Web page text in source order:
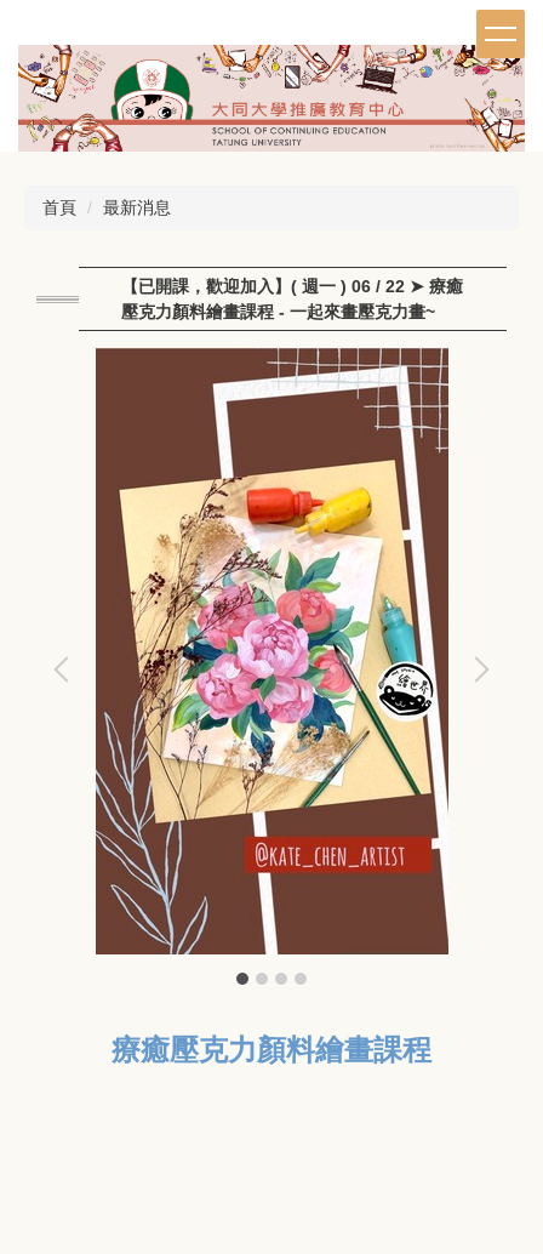
到
主
內
首頁
最新消息
【已開課，歡迎加入】( 週一 ) 06 / 22 ➤ 療癒
壓克力顏料繪畫課程 - 一起來畫壓克力畫~
療癒壓克力顏料繪畫課程